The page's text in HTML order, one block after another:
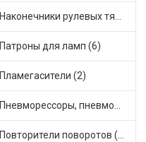
Наконечники рулевых тяг (12)
Патроны для ламп (6)
Пламегасители (2)
Пневморессоры, пневмоподушки (1)
Повторители поворотов (3)